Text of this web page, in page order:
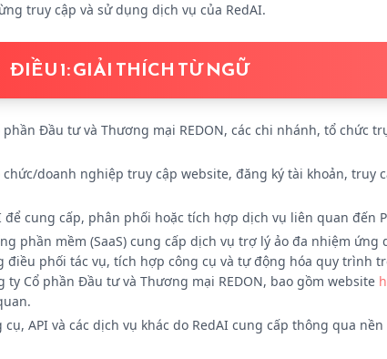
truy cập và sử dụng dịch vụ của RedAI.
ĐIỀU 1: GIẢI THÍCH TỪ NGỮ
phần Đầu tư và Thương mại REDON, các chi nhánh, tổ chức
chức/doanh nghiệp truy cập website, đăng ký tài khoản, truy
để cung cấp, phân phối hoặc tích hợp dịch vụ liên quan đến
phần mềm (SaaS) cung cấp dịch vụ trợ lý ảo đa nhiệm
phối tác vụ, tích hợp công cụ và tự động hóa quy trình
Cổ phần Đầu tư và Thương mại REDON, bao gồm website
API và các dịch vụ khác do RedAI cung cấp thông qua